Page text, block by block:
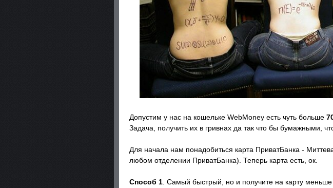
Допустим у нас на кошельке WebMoney есть чуть больше
Задача, получить их в гривнах да так что бы бумажными,
Для начала нам понадобиться карта ПриватБанка -
любом отделении ПриватБанка). Теперь карта есть, ок.
Способ 1 . Самый быстрый, но и получите на карту меньше